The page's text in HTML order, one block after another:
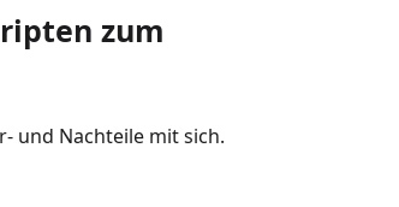
zum
und Nachteile mit sich.